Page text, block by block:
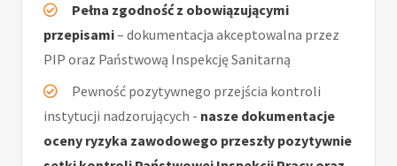
Pełna zgodność z obowiązującymi
przepisami– dokumentacja akceptowalna przez
PIP oraz Państwową Inspekcję Sanitarną
Pewność pozytywnego przejścia kontroli
instytucji nadzorujących - nasze dokumentacje
oceny ryzyka zawodowego przeszły pozytywnie